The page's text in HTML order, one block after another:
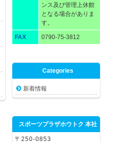
ンス及び管理上休館
となる場合がありま
す。
FAX 0790-75-3812
Categories
新着情報
スポーツプラザホウトク 本社
〒250-0853